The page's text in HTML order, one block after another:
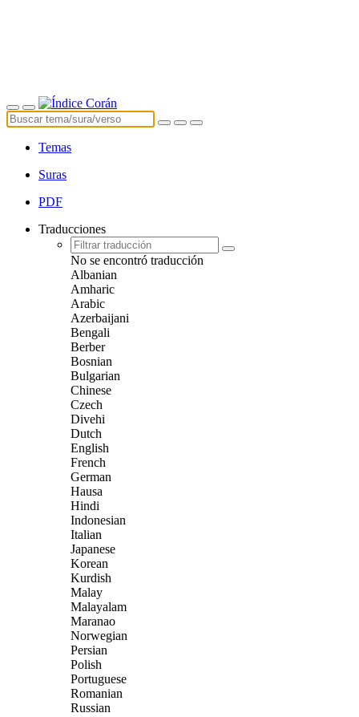
Temas
Suras
PDF
Traducciones
No se encontró traducción
Albanian
Amharic
Arabic
Azerbaijani
Bengali
Berber
Bosnian
Bulgarian
Chinese
Czech
Divehi
Dutch
English
French
German
Hausa
Hindi
Indonesian
Italian
Japanese
Korean
Kurdish
Malay
Malayalam
Maranao
Norwegian
Persian
Polish
Portuguese
Romanian
Russian